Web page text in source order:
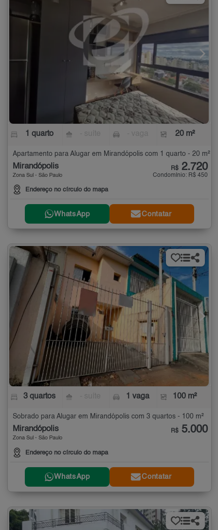
1 quarto 20 m²
Apartamento para Alugar em Mirandópolis com 1 quarto - 20 m²
Mirandópolis
Zona Sul - São Paulo
Endereço no círculo do mapa
R$ 2.720
Condomínio: R$ 450
WhatsApp Contatar
3 quartos 1 vaga 100 m²
Sobrado para Alugar em Mirandópolis com 3 quartos - 100 m²
Mirandópolis
Zona Sul - São Paulo
Endereço no círculo do mapa
R$ 5.000
WhatsApp Contatar